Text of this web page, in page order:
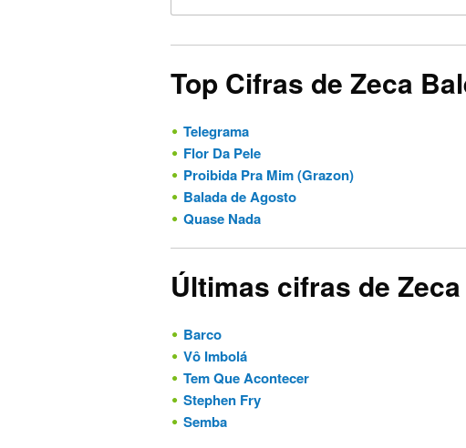
Top Cifras de Zeca
Telegrama
Flor Da Pele
Proibida Pra Mim (Grazon)
Balada de Agosto
Quase Nada
Últimas cifras de
Barco
Vô Imbolá
Tem Que Acontecer
Stephen Fry
Semba